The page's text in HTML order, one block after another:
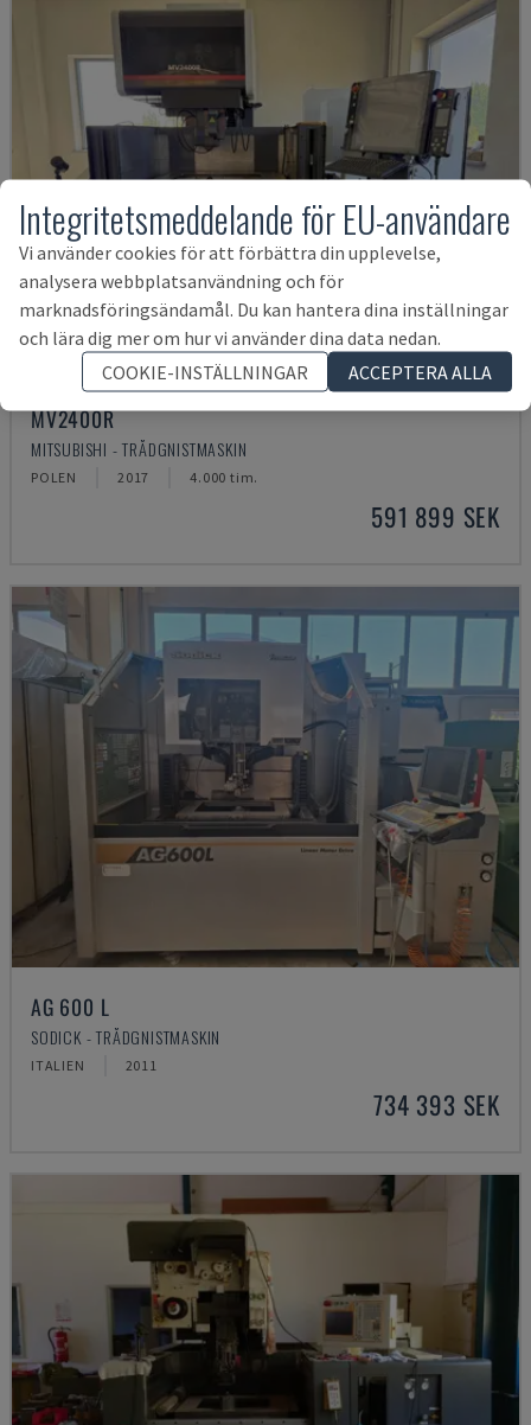
MV2400R
MITSUBISHI - TRÅDGNISTMASKIN
POLEN 2017 4.000 tim.
591 899 SEK
AG 600 L
SODICK - TRÅDGNISTMASKIN
ITALIEN 2011
734 393 SEK
Integritetsmeddelande för EU-användare
Vi använder cookies för att förbättra din upplevelse,
analysera webbplatsanvändning och för
marknadsföringsändamål. Du kan hantera dina inställningar
och lära dig mer om hur vi använder dina data nedan.
COOKIE-INSTÄLLNINGAR
ACCEPTERA ALLA